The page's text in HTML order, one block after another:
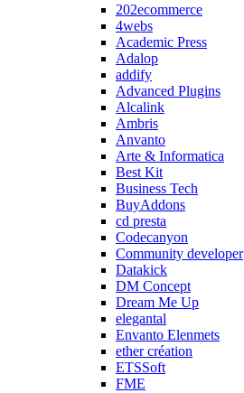
202ecommerce
4webs
Academic Press
Adalop
addify
Advanced Plugins
Alcalink
Ambris
Anvanto
Arte & Informatica
Best Kit
Business Tech
BuyAddons
cd presta
Codecanyon
Community developer
Datakick
DM Concept
Dream Me Up
elegantal
Envanto Elenmets
ether création
ETSSoft
FME